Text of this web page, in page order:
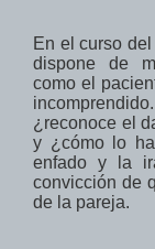
En el curso
dispone de
como el
¿reconoce el
y ¿cómo lo
enfado y la
convicción de
de la pareja.